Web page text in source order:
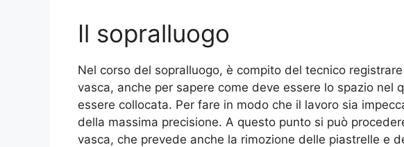
Il sopralluogo
Nel corso del sopralluogo, è compito del tecnico
vasca, anche per sapere come deve essere lo spazio nel
essere collocata. Per fare in modo che il lavoro sia
della massima precisione. A questo punto si può
vasca, che prevede anche la rimozione delle piastrelle e